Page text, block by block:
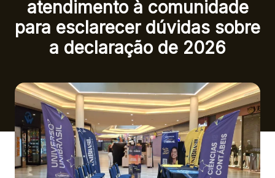
ENDEREÇO
Rua Konrad Adenauer, 370 Tarumã – Curitiba/PR
Ver local
Chamar Uber
CONTATO
(41) 3216-1600
atendimento à comunidade
para esclarecer dúvidas sobre
a declaração de 2026